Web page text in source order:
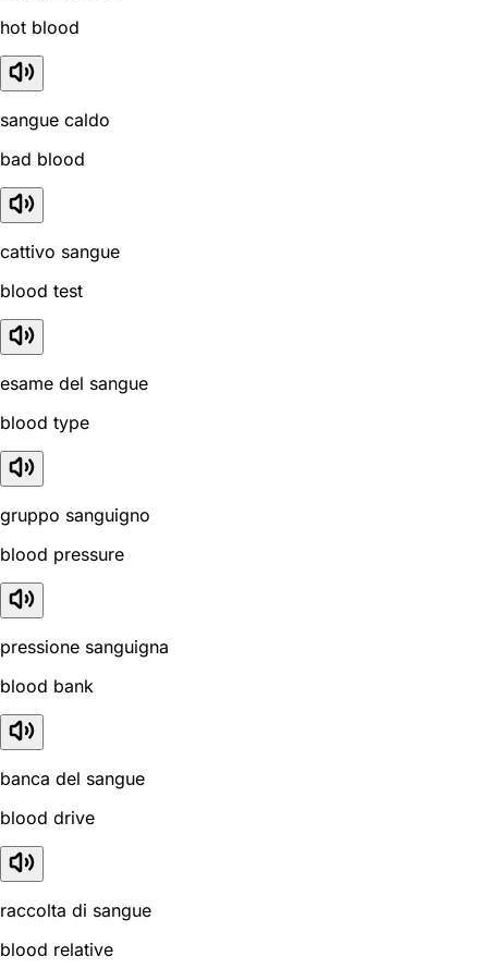
hot blood
sangue caldo
bad blood
cattivo sangue
blood test
esame del sangue
blood type
gruppo sanguigno
blood pressure
pressione sanguigna
blood bank
banca del sangue
blood drive
raccolta di sangue
blood relative